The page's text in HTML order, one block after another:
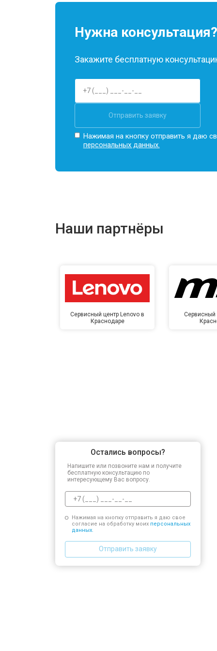
Нужна консультация?
Закажите бесплатную
Отправить заявку
Нажимая на кнопку отправить я даю
персональных данных.
Наши партнёры
Сервисный центр Lenovo в
Краснодаре
Сервисный
Остались вопросы?
Напишите или позвоните нам и получите
бесплатную консультацию по
интересующему Вас вопросу.
Нажимая на кнопку отправить я даю свое
согласие на обработку моих персональных
данных.
Отправить заявку